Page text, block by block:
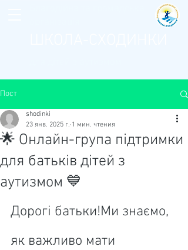
Пост
🌟 Онлайн-група підтримки
для батьків дітей з
аутизмом 💙
shodinki
23 янв. 2025 г. 1 мин. чтения
Дорогі батьки!Ми знаємо,
як важливо мати